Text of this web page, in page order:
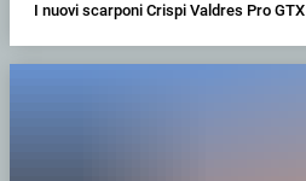
I nuovi scarponi Crispi Valdres Pro GTX